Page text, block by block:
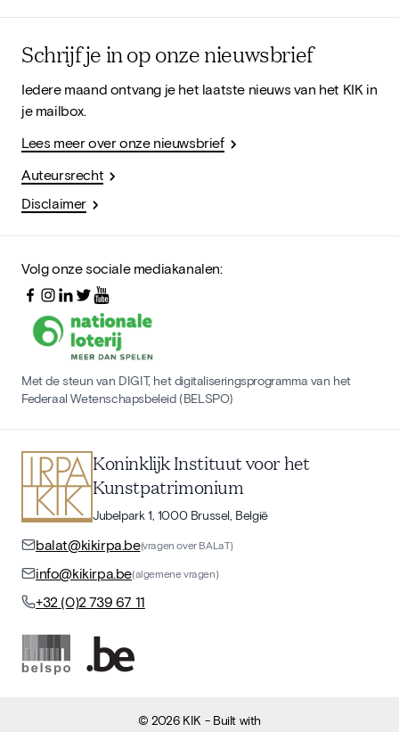
Schrijf je in op onze nieuwsbrief
Iedere maand ontvang je het laatste nieuws van het KIK in
je mailbox.
Lees meer over onze nieuwsbrief
Auteursrecht
Disclaimer
Volg onze sociale mediakanalen:
Met de steun van DIGIT, het digitaliseringsprogramma van het
Federaal Wetenschapsbeleid (BELSPO)
Koninklijk Instituut voor het
Kunstpatrimonium
Jubelpark 1, 1000 Brussel, België
balat@kikirpa.be(vragen over BALaT)
info@kikirpa.be(algemene vragen)
+32 (0)2 739 67 11
©2026 KIK - Built with